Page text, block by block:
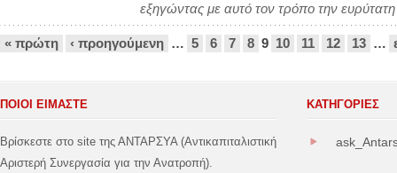
εξηγώντας με αυτό τον τρόπο την
Σελίδες
« πρώτη ‹ προηγούμενη … 5 6 7 8 9 10 11 12 13 …
ΠΟΙΟΙ ΕΙΜΑΣΤΕ
Βρίσκεστε στο site της ΑΝΤΑΡΣΥΑ (Αντικαπιταλιστική
Αριστερή Συνεργασία για την Ανατροπή).
ΚΑΤΗΓΟΡΊΕΣ